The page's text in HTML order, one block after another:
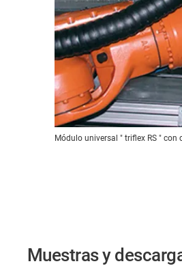
Módulo universal " triflex RS "
Muestras y